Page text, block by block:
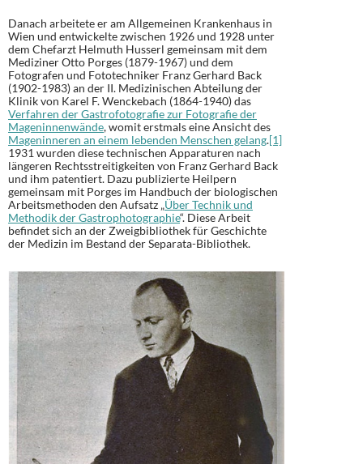
Danach arbeitete er am Allgemeinen Krankenhaus in
Wien und entwickelte zwischen 1926 und 1928 unter
dem Chefarzt Helmuth Husserl gemeinsam mit dem
Mediziner Otto Porges (1879-1967) und dem
Fotografen und Fototechniker Franz Gerhard Back
(1902-1983) an der II. Medizinischen Abteilung der
Klinik von Karel F. Wenckebach (1864-1940) das
Verfahren der Gastrofotografie zur Fotografie der
Mageninnenwände, womit erstmals eine Ansicht des
Mageninneren an einem lebenden Menschen gelang.[1]
1931 wurden diese technischen Apparaturen nach
längeren Rechtsstreitigkeiten von Franz Gerhard Back
und ihm patentiert. Dazu publizierte Heilpern
gemeinsam mit Porges im Handbuch der biologischen
Arbeitsmethoden den Aufsatz „Über Technik und
Methodik der Gastrophotographie“. Diese Arbeit
befindet sich an der Zweigbibliothek für Geschichte
der Medizin im Bestand der Separata-Bibliothek.